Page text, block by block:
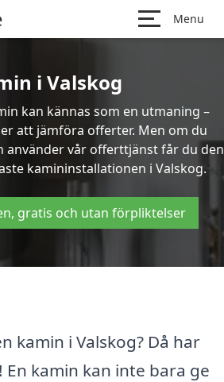
Menu
i Valskog
kan kännas som en utmaning –
att jämföra offerter. Men om du
använder vår offerttjänst får du den
kamininstallationen i Valskog.
gratis och utan förpliktelser
kamin i Valskog? Då har
kamin kan inte bara ge